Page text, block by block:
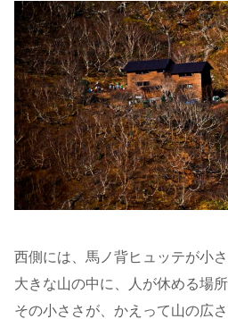
西側には、馬ノ背ヒュッテが小さ
大きな山の中に、人が休める場
その小ささが、かえって山の広